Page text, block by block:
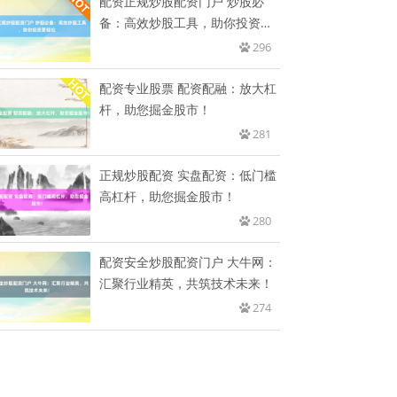
备：高效炒股工具，助你投资更
296
配资专业股票 配资配融：放大杠
杆，助您掘金股市！
281
正规炒股配资 实盘配资：低门槛
高杠杆，助您掘金股市！
280
配资安全炒股配资门户 大牛网：
汇聚行业精英，共筑技术未来！
274